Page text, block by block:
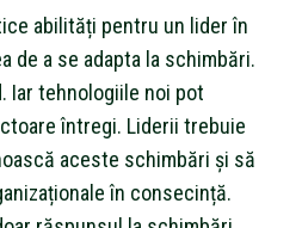
abilități pentru un lider în
de a se adapta la schimbări.
Iar tehnologiile noi pot
întregi. Liderii trebuie
aceste schimbări și să
în consecință.